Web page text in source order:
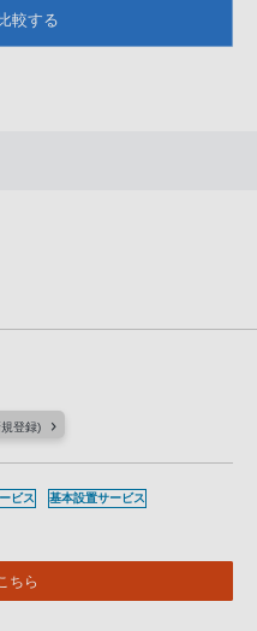
較する
登録)
ビス 基本設置サービス
ちら